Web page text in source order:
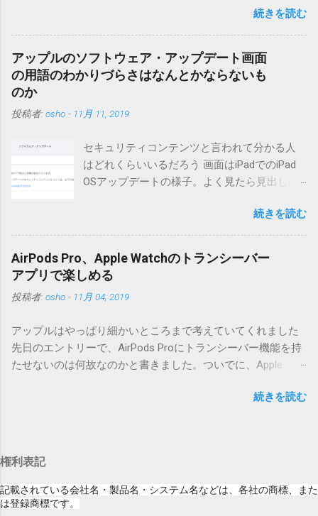
ーも出来ます。 バージョン0.5.3以降の動作確認はMT3.11で行
っています。0.5.2まではMT2.661で確認していました。0.5.3以
降もたぶん動くと思います。 現在のバージョンは0.5.3です。
（2004/12/4リリース）※0.6.3を公開しています。まだ心配な
点が多いため、こちらにはリンクしていません。安定を求め
る方は0.5.3を、新版の機能が必要な方は0.6.3をご利用くださ
い。 こちら からどうぞ。 0.3.6までのバージョンに、エント
版へのアップデートを強くお勧めしてます。 mail-entry.zipを
ダウンロードするにはここをクリックしてください。
（Windowsから解凍したフォルダを見ると「_MACOSX」とい
りませんので無視してください。MacOS XでZIP圧縮している
ため、Mac独自のファイル情報が含まれてしまうようで
す。） Ver.0.3.0以降用の差分ファイルはこちら 。ZIP圧縮して
まとめてあります。いまのバージョン番号と同じバージョン
合は一つずつ順に適用していく必要があります。0.5.0以降
ません。改造してる方向けに、バージョンアップポイントを
お知らせするのが主な目的となっています。 まずはどんなふ
うに使うものか説明し、設置方法は後述します。 使い方 メー
ル本文の1行目にauthor（投稿者）を、2行目にカテゴリを、
追記項目（extend）として扱われますので、必要に応じて指
ん。また、<>の中の文字は、設...
続きを読む
アップルのソフトウェア・アップデート画面
の用語のわかりづらさはなんとかならないも
のか
投稿者: osho - 11月 11, 2019
セキュリティコンテンツと言われて分かる人
はどれくらいいるだろう 画面はiPadでのiPad
OSアップデートの様子。よく見たら見出しは
の名前としてはいまだにiOSのままとか、そん
な理由じゃないでしょうね。 それは混乱のも
ア・アップデートのセキュリティコンテンツ
については、以下のWebサイトをご覧くださ
い」の部分。 セキュリティコンテンツ…？ こ
す。人によってはここで悩んだ結果、アップ
デートをしない人も出てきそうですよ。アッ
プデートに限らず、分からないけどやってみ
が多いと思います。経験上の感覚ですけれ
定アイコンにアップデートがある旨のバッヂ
続きを読む
AirPods Pro、Apple Watchのトランシーバー
アプリで楽しめる
投稿者: osho - 11月 04, 2019
アップルはやっぱり細かいところまで考えていてくれました
先日のエントリーで、AirPods Proにトランシーバー機能を持
たせないのは何故なのかと書きました。ついでに、Apple
はiPhoneに接続してるから使えないじゃん云々を書いたので
Watchでトランシーバーアプリを起動すると、AirPodsはトラ
ンシーバーのために機能するようになります。Apple Watchの
画面上にある送信ボタン（黄色い大きな丸）を押している
続きを読む
権利表記
記載されている会社名・製品名・システム名などは、各社の商標、また
は登録商標です。